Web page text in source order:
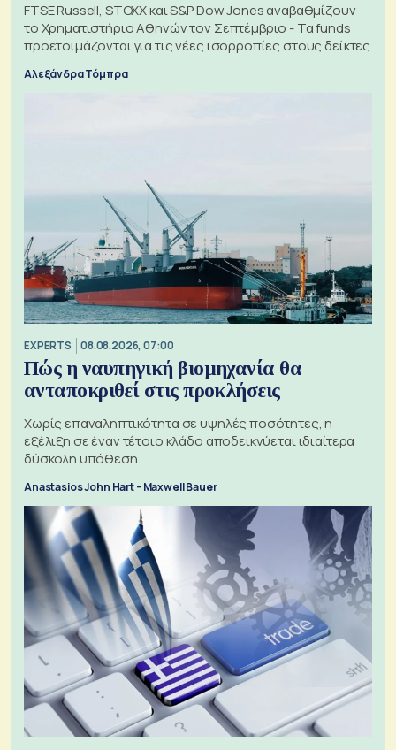
FTSE Russell, STOXX και S&P Dow Jones αναβαθμίζουν
το Χρηματιστήριο Αθηνών τον Σεπτέμβριο - Τα funds
προετοιμάζονται για τις νέες ισορροπίες στους δείκτες
Αλεξάνδρα Τόμπρα
EXPERTS 08.08.2026, 07:00
Πώς η ναυπηγική βιομηχανία θα
ανταποκριθεί στις προκλήσεις
Χωρίς επαναληπτικότητα σε υψηλές ποσότητες, η
εξέλιξη σε έναν τέτοιο κλάδο αποδεικνύεται ιδιαίτερα
δύσκολη υπόθεση
Anastasios John Hart - Maxwell Bauer